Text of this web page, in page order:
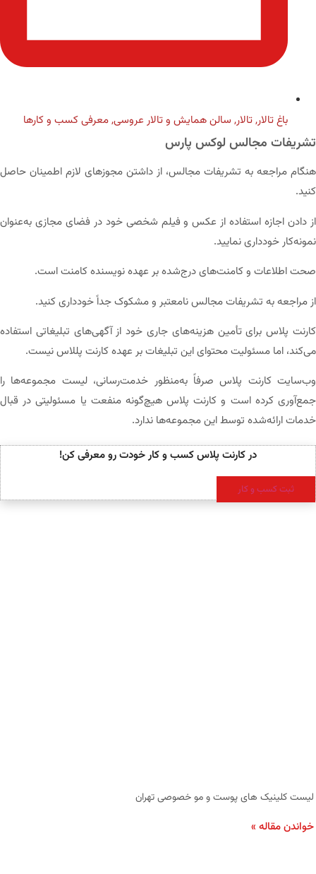
باغ تالار,تالار, سالن همایش و تالار عروسی,معرفی کسب و کارها
تشریفات مجالس لوکس پارس
هنگام مراجعه به تشریفات مجالس، از داشتن مجوزهای لازم اطمینان حاصل
کنید.
از دادن اجازه استفاده از عکس و فیلم شخصی خود در فضای مجازی به‌عنوان
نمونه‌کار خودداری نمایید.
صحت اطلاعات و کامنت‌های درج‌شده بر عهده نویسنده کامنت است.
از مراجعه به تشریفات مجالس نامعتبر و مشکوک جداً خودداری کنید.
کارنت پلاس برای تأمین هزینه‌های جاری خود از آگهی‌های تبلیغاتی استفاده
می‌کند، اما مسئولیت محتوای این تبلیغات بر عهده کارنت پللاس نیست.
وب‌سایت کارنت پلاس صرفاً به‌منظور خدمت‌رسانی، لیست مجموعه‌ها را
جمع‌آوری کرده است و کارنت پلاس هیچ‌گونه منفعت یا مسئولیتی در قبال
خدمات ارائه‌شده توسط این مجموعه‌ها ندارد.
در کارنت پلاس کسب و کار خودت رو معرفی کن!
ثبت کسب و کار
لیست کلینیک‌ های پوست و مو خصوصی تهران
خواندن مقاله »